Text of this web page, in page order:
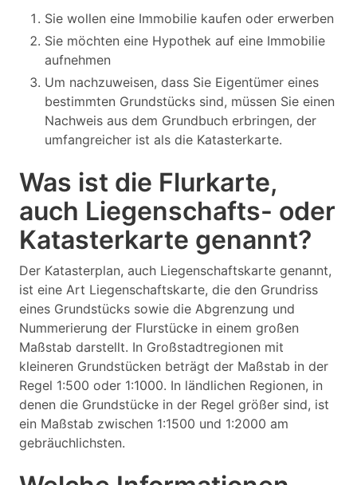
Sie wollen eine Immobilie kaufen oder erwerben
Sie möchten eine Hypothek auf eine Immobilie
aufnehmen
Um nachzuweisen, dass Sie Eigentümer eines
bestimmten Grundstücks sind, müssen Sie einen
Nachweis aus dem Grundbuch erbringen, der
umfangreicher ist als die Katasterkarte.
Was ist die Flurkarte,
auch Liegenschafts- oder
Katasterkarte genannt?
Der Katasterplan, auch Liegenschaftskarte genannt,
ist eine Art Liegenschaftskarte, die den Grundriss
eines Grundstücks sowie die Abgrenzung und
Nummerierung der Flurstücke in einem großen
Maßstab darstellt. In Großstadtregionen mit
kleineren Grundstücken beträgt der Maßstab in der
Regel 1:500 oder 1:1000. In ländlichen Regionen, in
denen die Grundstücke in der Regel größer sind, ist
ein Maßstab zwischen 1:1500 und 1:2000 am
gebräuchlichsten.